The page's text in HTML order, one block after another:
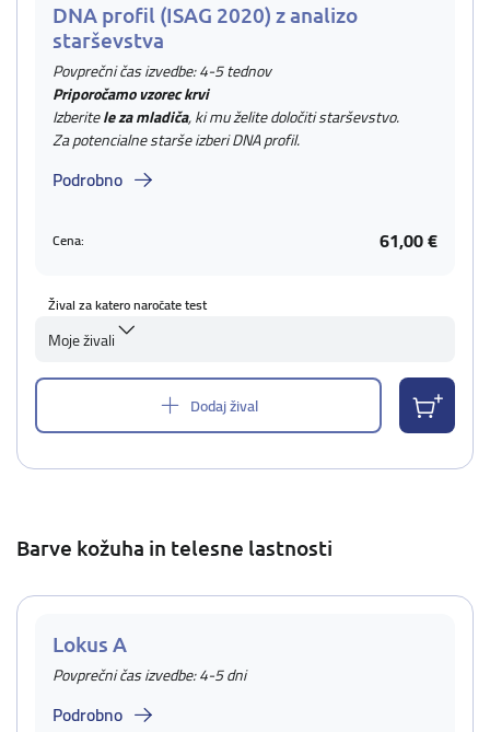
DNA profil (ISAG 2020) z analizo
starševstva
Povprečni čas izvedbe: 4-5 tednov
Priporočamo vzorec krvi
Izberitele za mladiča, ki mu želite določiti starševstvo.
Za potencialne starše izberi DNA profil.
Podrobno
Cena: 61,00 €
Žival za katero naročate test
Moje živali
Dodaj žival
Barve kožuha in telesne lastnosti
Lokus A
Povprečni čas izvedbe: 4-5 dni
Podrobno